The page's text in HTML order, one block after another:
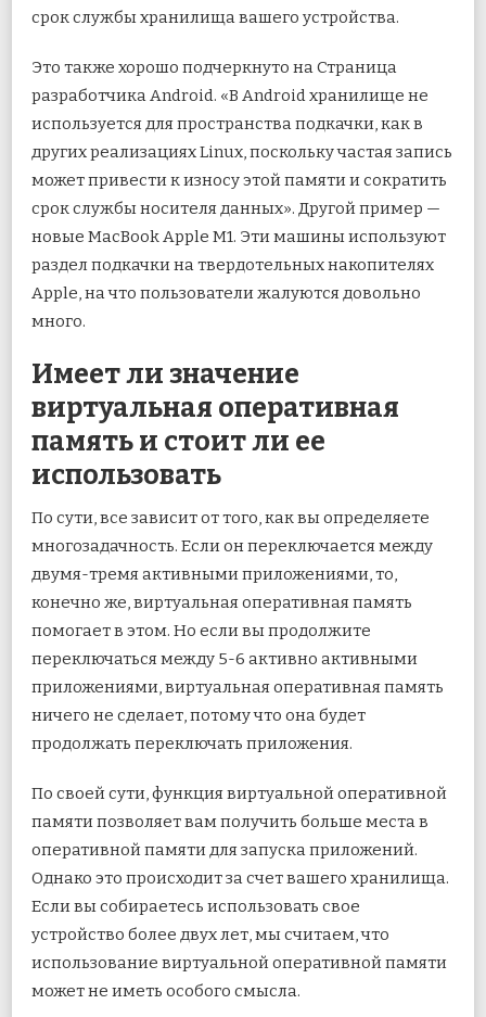
срок службы хранилища вашего устройства.
Это также хорошо подчеркнуто наСтраница
разработчика Android. «В Android хранилище не
используется для пространства подкачки, как в
других реализациях Linux, поскольку частая запись
может привести к износу этой памяти и сократить
срок службы носителя данных». Другой пример —
новые MacBook Apple M1. Эти машины используют
раздел подкачки на твердотельных накопителях
Apple, на что пользователи жалуются довольно
много.
Имеет ли значение
виртуальная оперативная
память и стоит ли ее
использовать
По сути, все зависит от того, как вы определяете
многозадачность. Если он переключается между
двумя-тремя активными приложениями, то,
конечно же, виртуальная оперативная память
помогает в этом. Но если вы продолжите
переключаться между 5-6 активно активными
приложениями, виртуальная оперативная память
ничего не сделает, потому что она будет
продолжать переключать приложения.
По своей сути, функция виртуальной оперативной
памяти позволяет вам получить больше места в
оперативной памяти для запуска приложений.
Однако это происходит за счет вашего хранилища.
Если вы собираетесь использовать свое
устройство более двух лет, мы считаем, что
использование виртуальной оперативной памяти
может не иметь особого смысла.